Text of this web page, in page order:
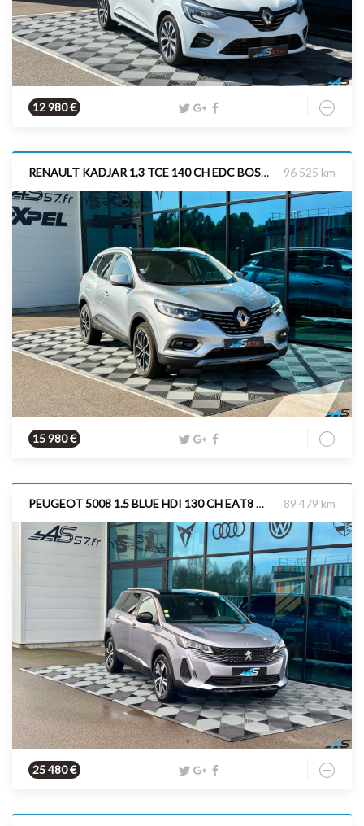
Essence 2021
12 980 €
RENAULT KADJAR 1,3 TCE 140 CH EDC BOSE ÉDITION TOIT PANO CAMERA 96 525 km
Essence 2021 140 cv
15 980 €
PEUGEOT 5008 1.5 BLUE HDI 130 CH EAT8 GT 89 479 km
Diesel 2022 130 cv
25 480 €